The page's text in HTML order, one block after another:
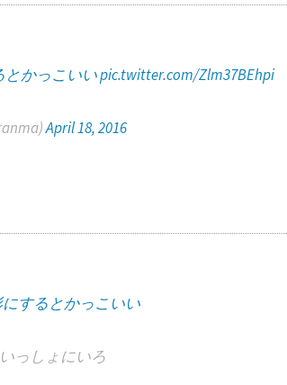
とかっこいいpic.twitter.com/Zlm37BEhpi
April 18, 2016
するとかっこいい
っしょにいろ